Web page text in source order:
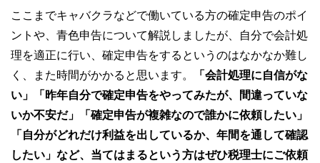
ここまでキャバクラなどで働いている方の確定申告のポイ
ントや、青色申告について解説しましたが、自分で会計処
理を適正に行い、確定申告をするというのはなかなか難し
く、また時間がかかると思います。
「会計処理に自信がな
い」「昨年自分で確定申告をやってみたが、間違っていな
いか不安だ」「確定申告が複雑なので誰かに依頼したい」
「自分がどれだけ利益を出しているか、年間を通して確認
したい」など、当てはまるという方はぜひ税理士にご依頼